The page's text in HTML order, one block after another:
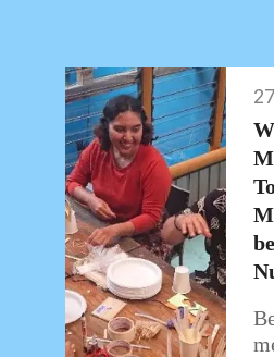
27-
Nov-
2022